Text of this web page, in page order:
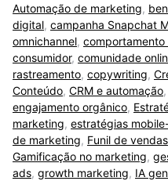
Automação de marketing,
digital, campanha Snapchat
omnichannel,
consumidor, comunidade
rastreamento, copywriting,
Conteúdo, CRM e automação,
engajamento orgânico,
marketing, estratégias
de marketing, Funil de vendas
Gamificação no marketing,
ads, growth marketing, IA